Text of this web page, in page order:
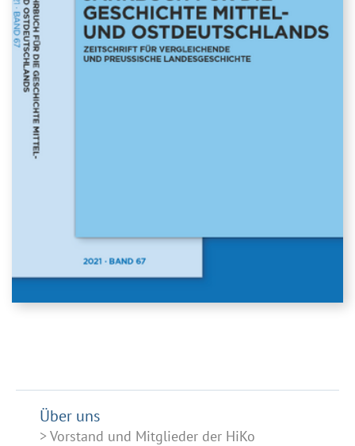
Über uns
Vorstand und Mitglieder der HiKo